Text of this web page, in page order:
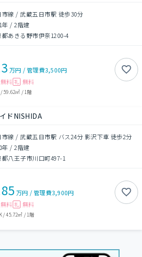
市線 / 武蔵五日市駅 徒歩30分
年 /2階建
都あきる野市伊奈1200-4
万円 /管理費3,500円
無料 礼 無料
/59.62㎡ / 1階
ドNISHIDA
市線 / 武蔵五日市駅 バス24分 影沢下車 徒歩2分
年 /2階建
都八王子市川口町497-1
万円 /管理費3,900円
無料 礼 無料
/45.72㎡ / 1階